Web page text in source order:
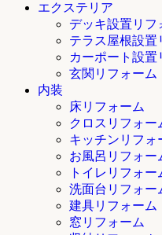
エクステリア
デッキ設置リフ
テラス屋根設置
カーポート設置
玄関リフォーム
内装
床リフォーム
クロスリフォー
キッチンリフォ
お風呂リフォー
トイレリフォー
洗面台リフォー
建具リフォーム
窓リフォーム